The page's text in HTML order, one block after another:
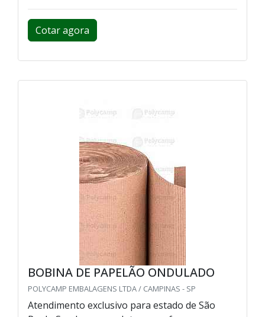
Cotar agora
BOBINA DE PAPELÃO ONDULADO
POLYCAMP EMBALAGENS LTDA / CAMPINAS - SP
Atendimento exclusivo para estado de São